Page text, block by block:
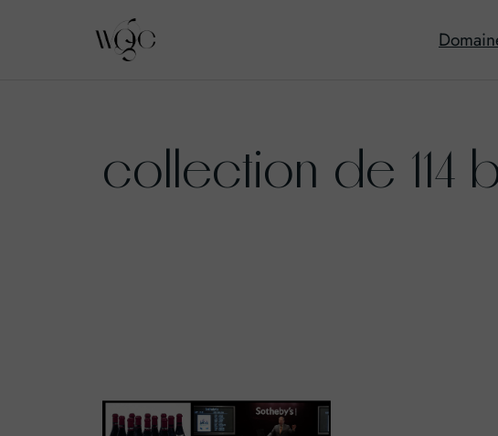
collection de 114